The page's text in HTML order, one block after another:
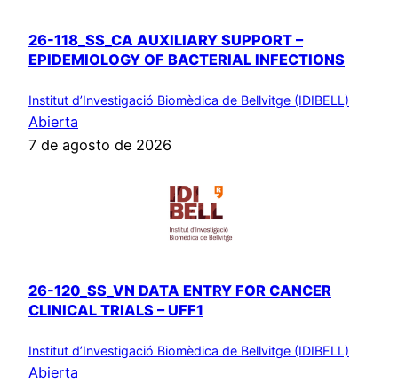
26-118_SS_CA AUXILIARY SUPPORT –
EPIDEMIOLOGY OF BACTERIAL INFECTIONS
Institut d’Investigació Biomèdica de Bellvitge (IDIBELL)
Abierta
7 de agosto de 2026
26-120_SS_VN DATA ENTRY FOR CANCER
CLINICAL TRIALS – UFF1
Institut d’Investigació Biomèdica de Bellvitge (IDIBELL)
Abierta